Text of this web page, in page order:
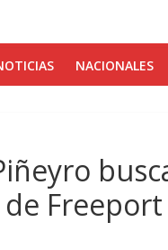
NACIONALES
Freeport